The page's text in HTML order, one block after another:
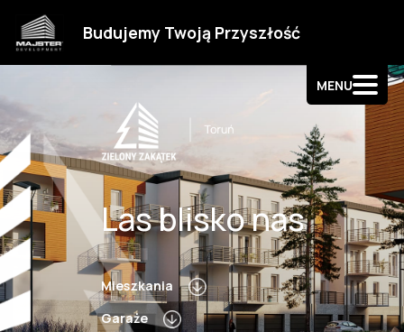
Budujemy Twoją Przyszłość
MENU
Kontakt
Las blisko nas
Mieszkania
Garaże